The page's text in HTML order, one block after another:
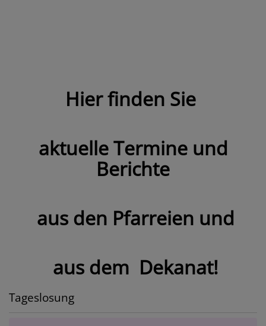
Hier finden Sie
aktuelle Termine und
Berichte
aus den Pfarreien und
aus dem Dekanat!
Tageslosung